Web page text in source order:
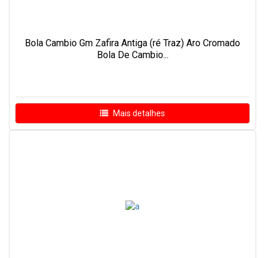
Bola Cambio Gm Zafira Antiga (ré Traz) Aro Cromado
Bola De Cambio...
Mais detalhes